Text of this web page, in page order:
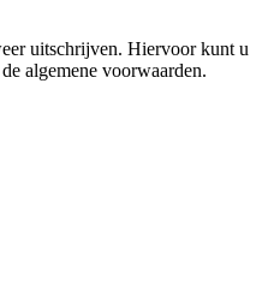
uitschrijven. Hiervoor kunt u
algemene voorwaarden.